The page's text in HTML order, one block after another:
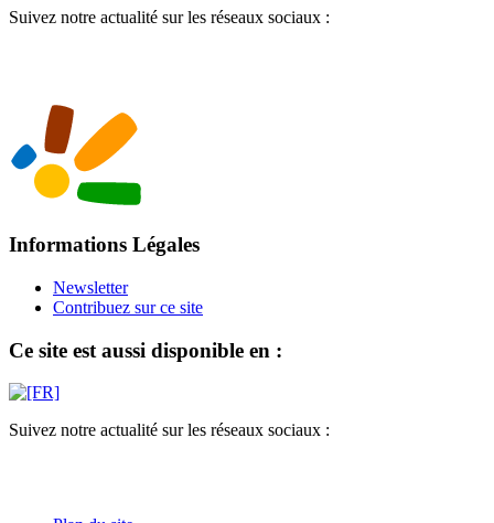
Suivez notre actualité sur les réseaux sociaux :
Informations Légales
Newsletter
Contribuez sur ce site
Ce site est aussi disponible en :
Suivez notre actualité sur les réseaux sociaux :